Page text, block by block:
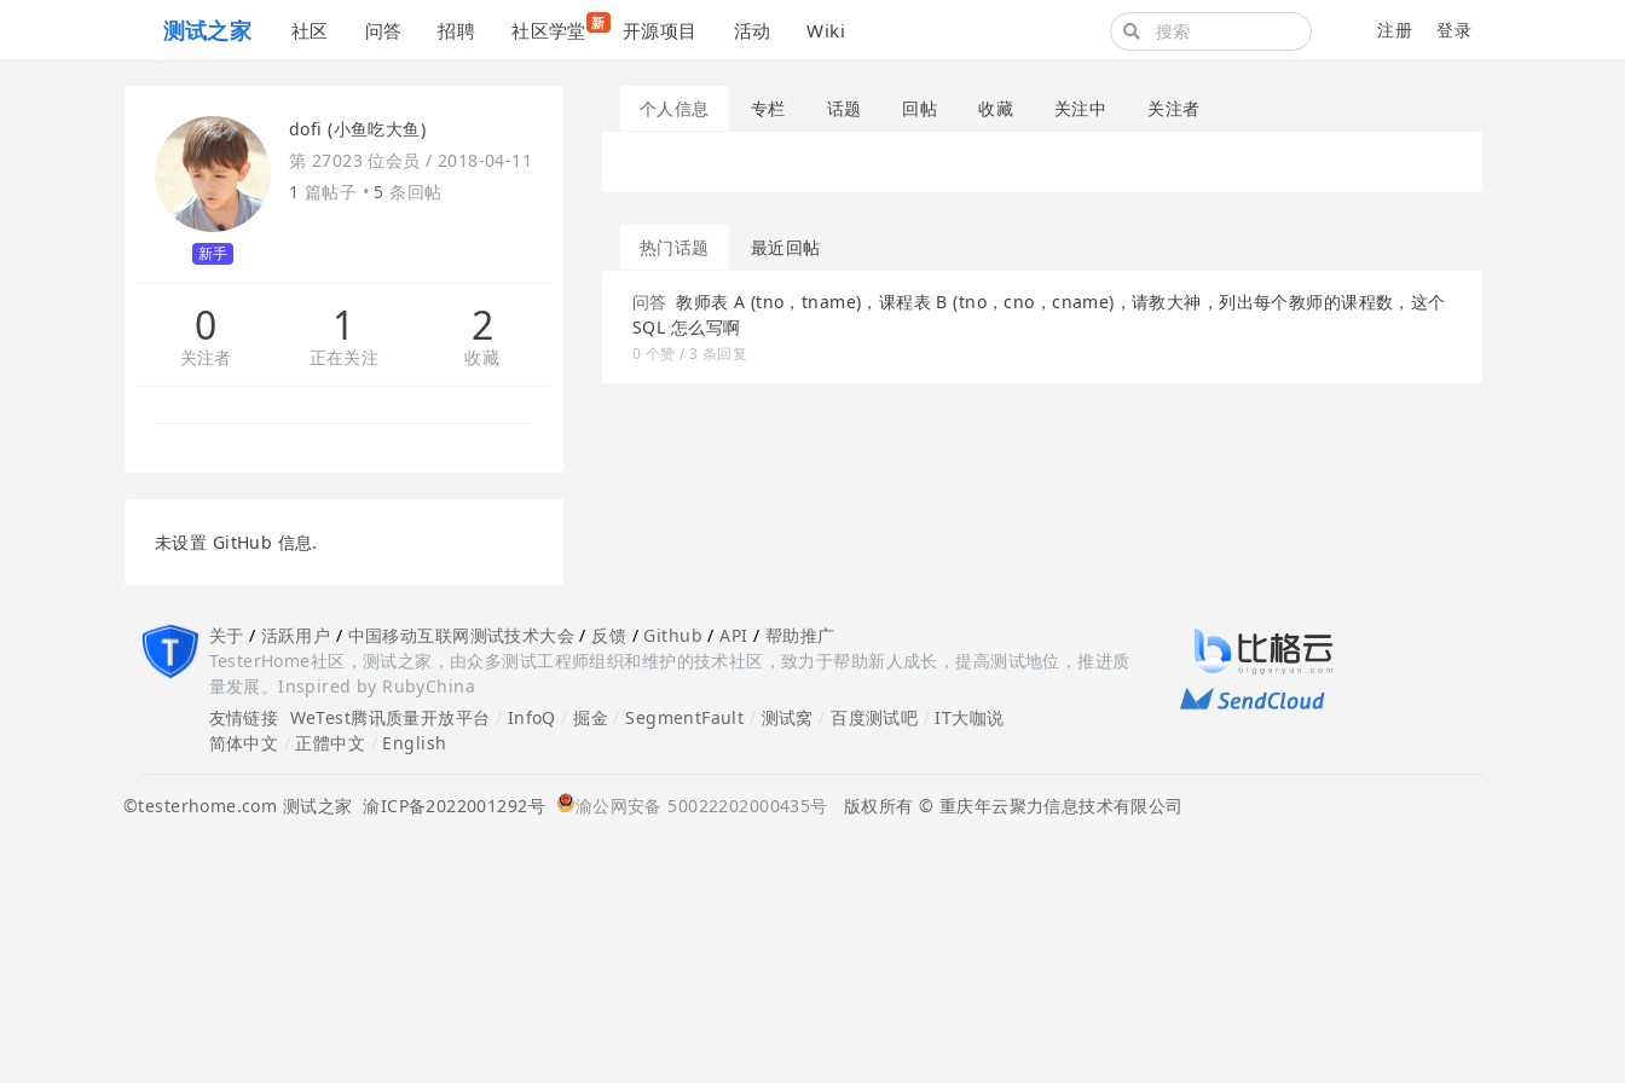
测试之家 社区 问答 招聘 社区学堂 新 开源项目 活动 Wiki 注册 登录
新手
dofi (小鱼吃大鱼)
第 27023 位会员 / 2018-04-11
1 篇帖子 • 5 条回帖
0
关注者
1
正在关注
2
收藏
未设置 GitHub 信息.
个人信息 专栏 话题 回帖 收藏 关注中 关注者
热门话题 最近回帖
问答 教师表 A (tno，tname)，课程表 B (tno，cno，cname)，请教大神，列出每个教师的课程数，这个
SQL 怎么写啊
0 个赞 / 3 条回复
关于 / 活跃用户 / 中国移动互联网测试技术大会 / 反馈 / Github /API / 帮助推广
TesterHome社区，测试之家，由众多测试工程师组织和维护的技术社区，致力于帮助新人成长，提高测试地位，推进质
量发展。Inspired by RubyChina
友情链接 WeTest腾讯质量开放平台 InfoQ /掘金 /SegmentFault 测试窝 /百度测试吧 /IT大咖说
简体中文
正體中文 English
©testerhome.com 测试之家 渝ICP备2022001292号 渝公网安备 50022202000435号 版权所有 © 重庆年云聚力信息技术有限公司